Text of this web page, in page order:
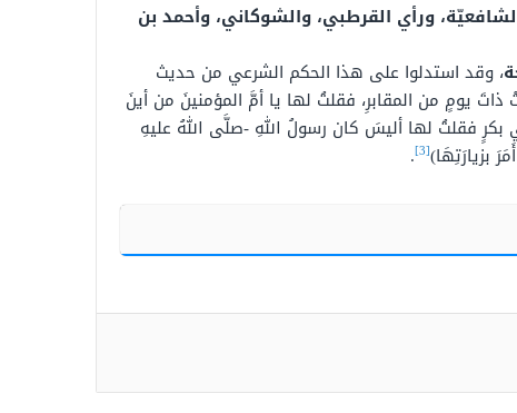
ورأي القرطبي، والشوكاني، وأحمد بن
، وقد استدلوا على هذا الحكم الشرعي من حديث
يومٍ من المقابرِ، فقلتُ لها يا أمَّ المؤمنينَ من أينَ
بكرٍ فقلتُ لها أليسَ كان رسولُ اللهِ -صلَّى اللهُ عليهِ
بزيارَتِهَا)[3]
.